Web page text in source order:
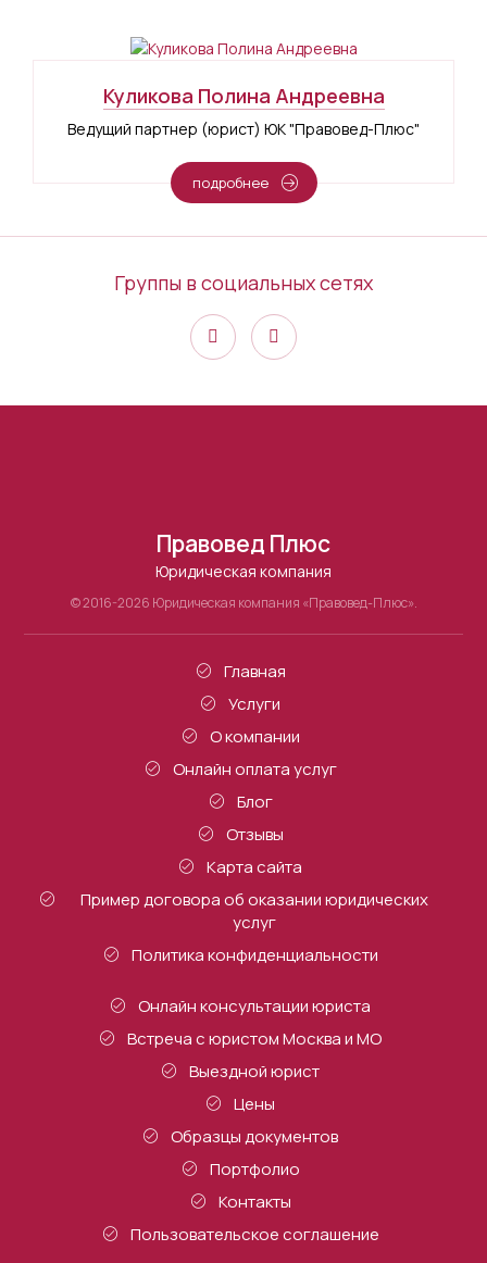
Куликова Полина Андреевна
Ведущий партнер (юрист) ЮК "Правовед-Плюс"
подробнее
Группы в социальных сетях
Правовед Плюс
Юридическая компания
© 2016-2026 Юридическая компания «Правовед-Плюс».
Главная
Услуги
О компании
Онлайн оплата услуг
Блог
Отзывы
Карта сайта
Пример договора об оказании юридических
услуг
Политика конфиденциальности
Онлайн консультации юриста
Встреча с юристом Москва и МО
Выездной юрист
Цены
Образцы документов
Портфолио
Контакты
Пользовательское соглашение